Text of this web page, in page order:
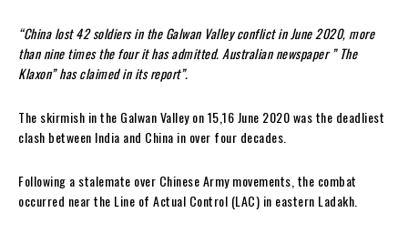
“China lost 42 soldiers in the Galwan Valley conflict in June 2020, more
than nine times the four it has admitted. Australian newspaper ” The
Klaxon” has claimed in its report”.
The skirmish in the Galwan Valley on 15,16 June 2020 was the deadliest
clash between India and China in over four decades.
Following a stalemate over Chinese Army movements, the combat
occurred near the Line of Actual Control (LAC) in eastern Ladakh.